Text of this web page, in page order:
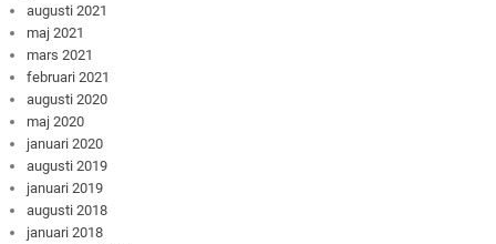
augusti 2021
maj 2021
mars 2021
februari 2021
augusti 2020
maj 2020
januari 2020
augusti 2019
januari 2019
augusti 2018
januari 2018